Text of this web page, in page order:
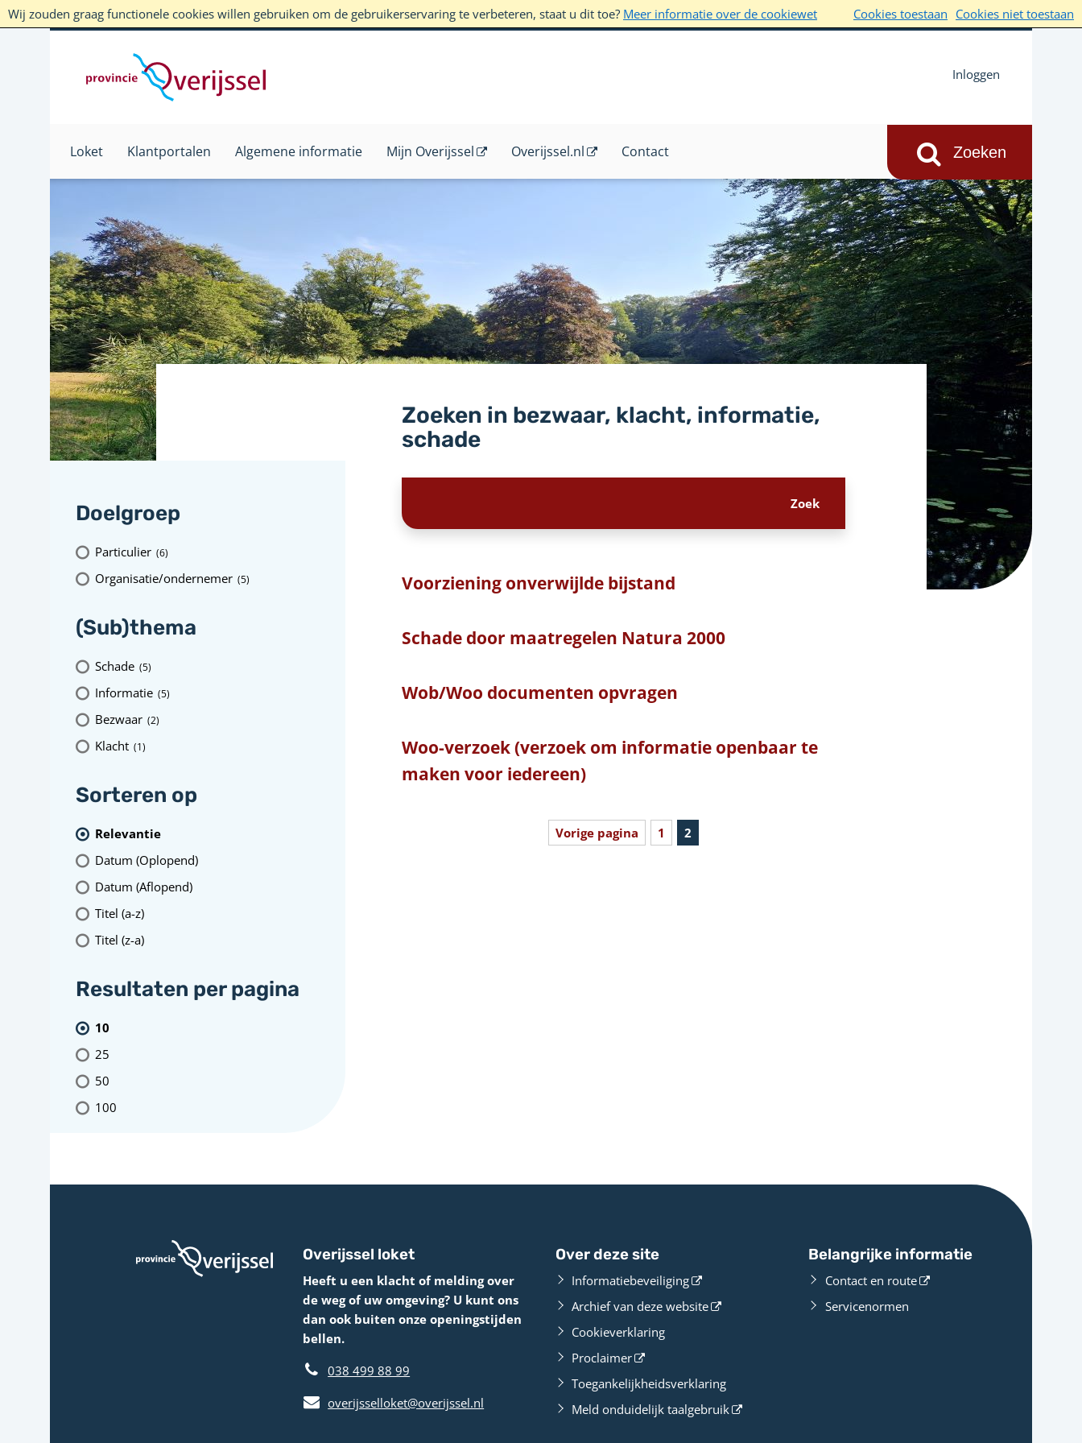
Wij zouden graag functionele cookies willen gebruiken om de gebruikerservaring te verbeteren, staat u dit toe? Meer informatie over de cookiewet Cookies toestaan Cookies niet toestaan
Inloggen
Loket Klantportalen Algemene informatie Mijn Overijssel Overijssel.nl Contact
Zoeken in bezwaar, klacht, informatie,
schade
Voorziening onverwijlde bijstand
Schade door maatregelen Natura 2000
Wob/Woo documenten opvragen
Woo-verzoek (verzoek om informatie openbaar te
maken voor iedereen)
Vorige pagina 1 2
Doelgroep
Particulier (6)
Organisatie/ondernemer (5)
(Sub)thema
Schade (5)
Informatie (5)
Bezwaar (2)
Klacht (1)
Sorteren op
Relevantie
Datum (Oplopend)
Datum (Aflopend)
Titel (a-z)
Titel (z-a)
Resultaten per pagina
10
25
50
100
Overijssel loket
Heeft u een klacht of melding over
de weg of uw omgeving? U kunt ons
dan ook buiten onze openingstijden
bellen.
038 499 88 99
overijsselloket@overijssel.nl
Over deze site
Informatiebeveiliging
Archief van deze website
Cookieverklaring
Proclaimer
Toegankelijkheidsverklaring
Meld onduidelijk taalgebruik
Belangrijke informatie
Contact en route
Servicenormen